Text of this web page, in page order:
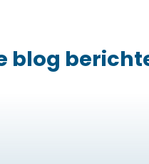
blog